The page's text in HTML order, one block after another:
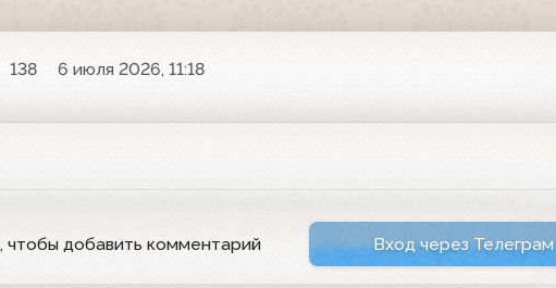
138
6 июля 2026, 11:18
, чтобы добавить комментарий Вход через Телеграм